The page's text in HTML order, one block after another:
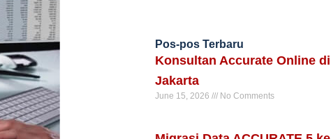
Pos-pos Terbaru
Konsultan Accurate Online di
Jakarta
June 15, 2026 No Comments